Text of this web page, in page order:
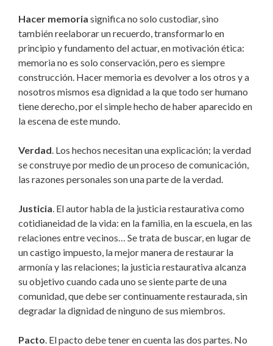
Hacer memoria significa no solo custodiar, sino
también reelaborar un recuerdo, transformarlo en
principio y fundamento del actuar, en motivación ética:
memoria no es solo conservación, pero es siempre
construcción. Hacer memoria es devolver a los otros y a
nosotros mismos esa dignidad a la que todo ser humano
tiene derecho, por el simple hecho de haber aparecido en
la escena de este mundo.
Verdad . Los hechos necesitan una explicación; la verdad
se construye por medio de un proceso de comunicación,
las razones personales son una parte de la verdad.
Justicia . El autor habla de la justicia restaurativa como
cotidianeidad de la vida: en la familia, en la escuela, en las
relaciones entre vecinos… Se trata de buscar, en lugar de
un castigo impuesto, la mejor manera de restaurar la
armonía y las relaciones; la justicia restaurativa alcanza
su objetivo cuando cada uno se siente parte de una
comunidad, que debe ser continuamente restaurada, sin
degradar la dignidad de ninguno de sus miembros.
Pacto . El pacto debe tener en cuenta las dos partes. No